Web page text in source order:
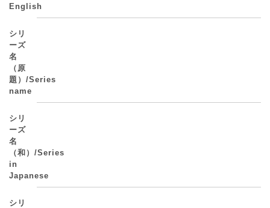
English
シリ
ーズ
名
（原
題）/Series
name
シリ
ーズ
名
（和）/Series
in
Japanese
シリ